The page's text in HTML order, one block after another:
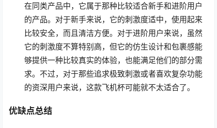
在同类产品中，它属于那种比较适合新手和进阶用户
的产品。对于新手来说，它的刺激度适中，使用起来
比较安全，而且清洁方便。对于进阶用户来说，虽然
它的刺激度不算特别高，但它的仿生设计和包裹感能
够提供一种比较真实的体验，也能满足他们的部分需
求。不过，对于那些追求极致刺激或者喜欢复杂功能
的资深用户来说，这款飞机杯可能就不太适合了。
优缺点总结